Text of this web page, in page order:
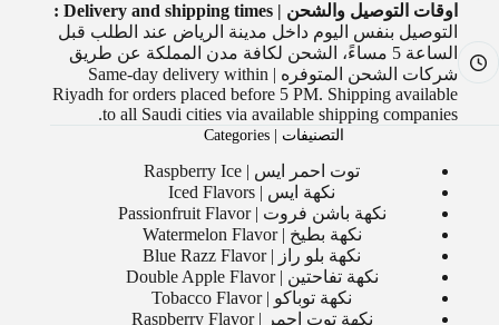
اوقات التوصيل والشحن | Delivery and shipping times :
التوصيل بنفس اليوم داخل مدينة الرياض عند الطلب قبل
الساعة 5 مساءً، الشحن لكافة مدن المملكة عن طريق
شركات الشحن المتوفره | Same-day delivery within
Riyadh for orders placed before 5 PM. Shipping available
to all Saudi cities via available shipping companies.
التصنيفات | Categories
توت احمر ايس | Raspberry Ice
نكهة ايس | Iced Flavors
نكهة باشن فروت | Passionfruit Flavor
نكهة بطيخ | Watermelon Flavor
نكهة بلو راز | Blue Razz Flavor
نكهة تفاحتين | Double Apple Flavor
نكهة توباكو | Tobacco Flavor
نكهة توت احمر | Raspberry Flavor